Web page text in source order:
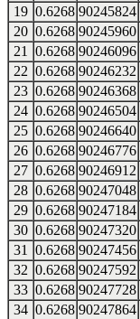
19 0.6268 90245824
20 0.6268 90245960
21
0.6268 90246096
22 0.6268 90246232
23 0.6268 90246368
24 0.6268 90246504
25 0.6268 90246640
26 0.6268 90246776
27 0.6268 90246912
28 0.6268 90247048
29 0.6268 90247184
30 0.6268 90247320
31
0.6268 90247456
32 0.6268 90247592
33 0.6268 90247728
34 0.6268 90247864